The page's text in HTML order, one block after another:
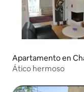
Apartamento en
Ático hermoso